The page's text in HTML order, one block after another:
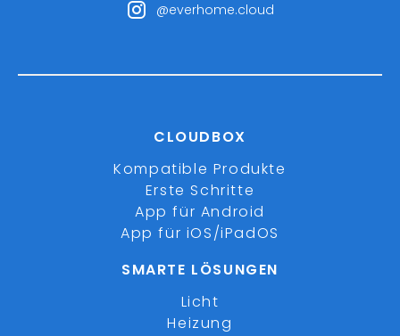
@everhome.cloud
CLOUDBOX
Kompatible Produkte
Erste Schritte
App für Android
App für iOS/iPadOS
SMARTE LÖSUNGEN
Licht
Heizung